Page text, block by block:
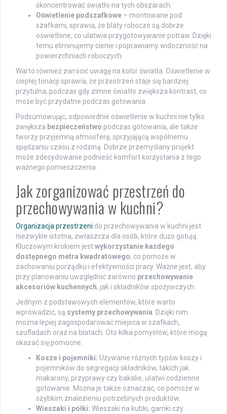
skoncentrować światło na tych obszarach.
Oświetlenie podszafkowe – montowane pod
szafkami, sprawia, że blaty robocze są dobrze
oświetlone, co ułatwia przygotowywanie potraw. Dzięki
temu eliminujemy cienie i poprawiamy widoczność na
powierzchniach roboczych.
Warto również zwrócić uwagę na kolor światła. Oświetlenie w
ciepłej tonacji sprawia, że przestrzeń staje się bardziej
przytulna, podczas gdy zimne światło zwiększa kontrast, co
może być przydatne podczas gotowania.
Podsumowując, odpowiednie oświetlenie w kuchni nie tylko
zwiększa bezpieczeństwo podczas gotowania, ale także
tworzy przyjemną atmosferę, sprzyjającą wspólnemu
spędzaniu czasu z rodziną. Dobrze przemyślany projekt
może zdecydowanie podnieść komfort korzystania z tego
ważnego pomieszczenia.
Jak zorganizować przestrzeń do
przechowywania w kuchni?
Organizacja przestrzeni do przechowywania w kuchni jest
niezwykle istotna, zwłaszcza dla osób, które dużo gotują.
Kluczowym krokiem jestwykorzystanie każdego
dostępnego metra kwadratowego, co pomoże w
zachowaniu porządku i efektywności pracy. Ważne jest, aby
przy planowaniu uwzględnić zarówno przechowywanie
akcesoriów kuchennych, jak i składników spożywczych.
Jednym z podstawowych elementów, które warto
wprowadzić, są systemy przechowywania. Dzięki nim
można lepiej zagospodarować miejsca w szafkach,
szufladach oraz na blatach. Oto kilka pomysłów, które mogą
okazać się pomocne:
Kosze i pojemniki: Używanie różnych typów koszy i
pojemników do segregacji składników, takich jak
makarony, przyprawy czy bakalie, ułatwi codzienne
gotowanie. Można je także oznaczać, co pomoże w
szybkim znalezieniu potrzebnych produktów.
Wieszaki i półki: Wieszaki na kubki, garnki czy